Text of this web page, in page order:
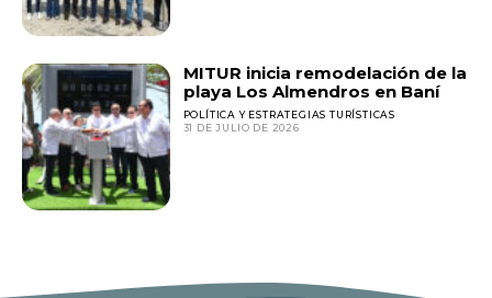
MITUR inicia remodelación de la
playa Los Almendros en Baní
POLÍTICA Y ESTRATEGIAS TURÍSTICAS
31 DE JULIO DE 2026